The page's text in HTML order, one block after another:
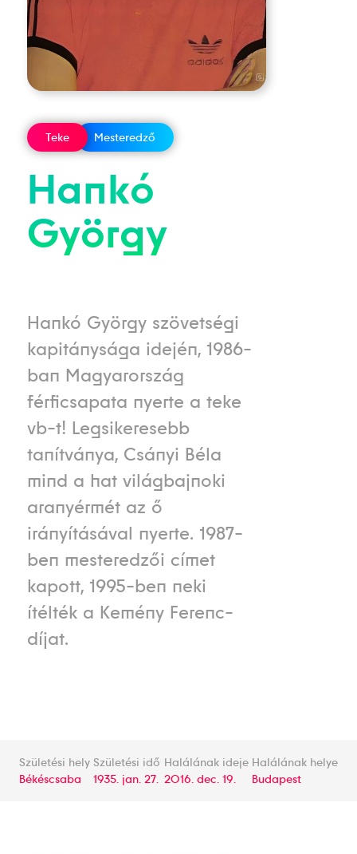
Teke Mesteredző
Hankó
György
Hankó György szövetségi
kapitánysága idején, 1986-
ban Magyarország
férficsapata nyerte a teke
vb-t! Legsikeresebb
tanítványa, Csányi Béla
mind a hat világbajnoki
aranyérmét az ő
irányításával nyerte. 1987-
ben mesteredzői címet
kapott, 1995-ben neki
ítélték a Kemény Ferenc-
díjat.
Születési hely
Békéscsaba
Születési idő
1935. jan. 27.
Halálának ideje
2016. dec. 19.
Halálának helye
Budapest